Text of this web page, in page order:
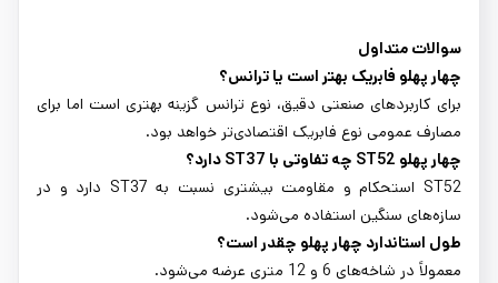
سوالات متداول
چهار پهلو فابریک بهتر است یا ترانس؟
برای کاربردهای صنعتی دقیق، نوع ترانس گزینه بهتری است اما برای
مصارف عمومی نوع فابریک اقتصادی‌تر خواهد بود.
چهار پهلو
چه تفاوتی با
دارد؟
ST52 استحکام و مقاومت بیشتری نسبت به ST37 دارد و در
سازه‌های سنگین استفاده می‌شود.
طول استاندارد چهار پهلو چقدر است؟
معمولاً در شاخه‌های 6 و 12 متری عرضه می‌شود.